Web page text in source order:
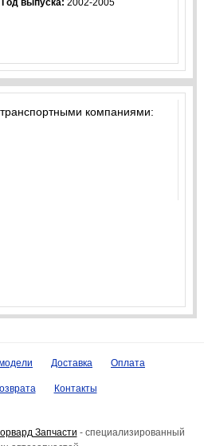
компаниями:
Доставка Оплата
Контакты
Запчасти - специализированный